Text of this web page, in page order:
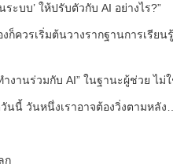
ระบบ’ ให้ปรับตัวกับ AI อย่างไร?”
งก็ควรเริ่มต้นวางรากฐานการเรี
ำงานร่วมกับ AI” ในฐานะผู้ช่วย ไ
วันนี้ วันหนึ่งเราอาจต้องวิ่งตามหลั
ก